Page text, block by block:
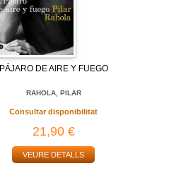
PÁJARO DE AIRE Y FUEGO
RAHOLA, PILAR
Consultar disponibilitat
21,90 €
VEURE DETALLS